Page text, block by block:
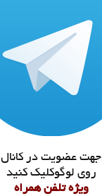
جهت عضويت در کانال
روي لوگوکليک کنيد
ويژه تلفن همراه